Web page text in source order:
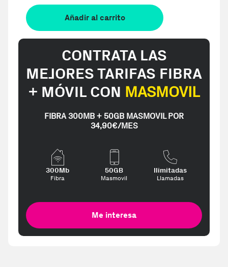
Añadir al carrito
CONTRATA LAS
MEJORES TARIFAS FIBRA
+ MÓVIL CON MASMOVIL
FIBRA 300MB + 50GB MASMOVIL POR
34,90€/MES
300Mb
Fibra
50GB
Masmovil
Ilimitadas
Llamadas
Me interesa